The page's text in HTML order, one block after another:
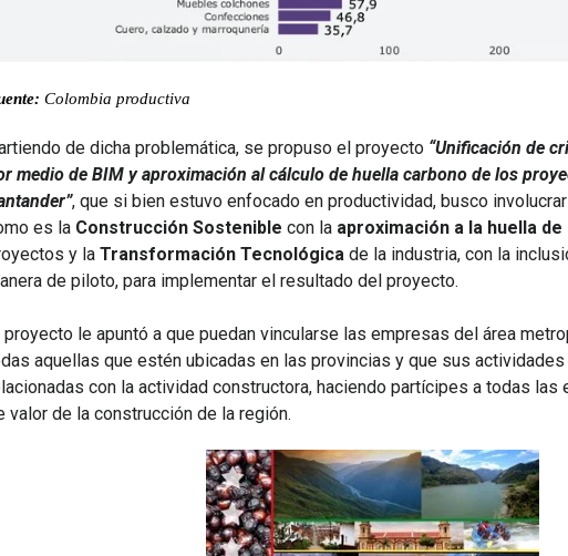
Colombia productiva
de dicha problemática, se propuso el proyecto “Unificación de
medio de BIM y aproximación al cálculo de huella carbono de los
, que si bien estuvo enfocado en productividad, busco
es la Construcción Sostenible con la aproximación a la huella
y la Transformación Tecnológicade la industria, con la
de piloto, para implementar el resultado del proyecto.
proyecto le apuntó a que puedan vincularse las empresas del área
aquellas que estén ubicadas en las provincias y que sus
con la actividad constructora, haciendo partícipes a todas las
valor de la construcción de la región.